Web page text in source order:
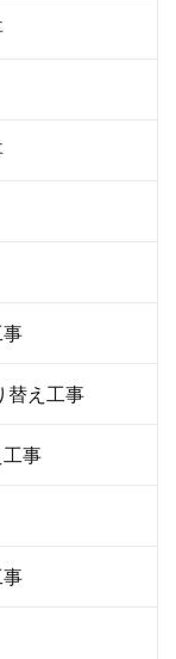
替え工事
事